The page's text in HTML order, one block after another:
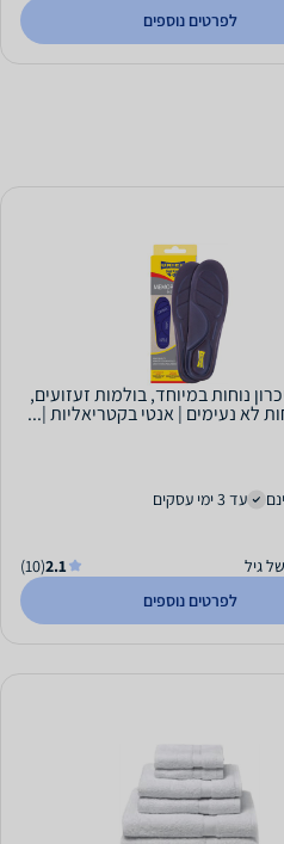
לפרטים נוספים
נוחות במיוחד, בולמות זעזועים,
לא נעימים | אנטי בקטריאליות |...
עד 3 ימי עסקים
גיל 2.1
(10)
לפרטים נוספים